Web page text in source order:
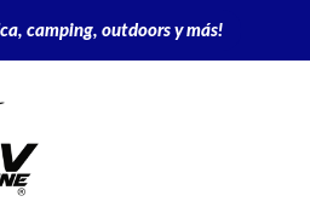
camping, outdoors y más!